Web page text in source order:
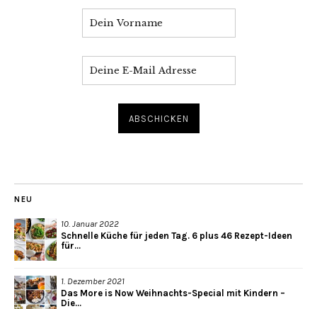
NEU
10. Januar 2022
Schnelle Küche für jeden Tag. 6 plus 46 Rezept-Ideen
für...
1. Dezember 2021
Das More is Now Weihnachts-Special mit Kindern –
Die...